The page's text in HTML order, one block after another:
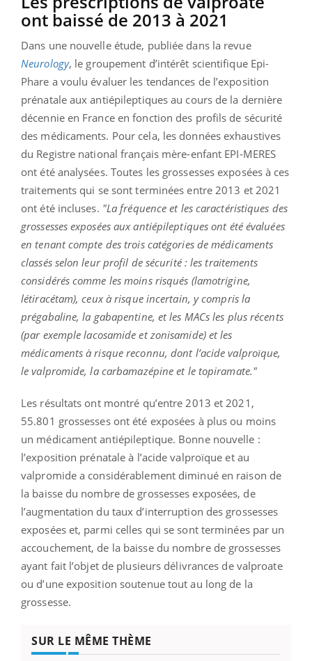
ont baissé de 2013 à 2021
Dans une nouvelle étude, publiée dans la revue
Neurology, le groupement d’intérêt scientifique Epi-
Phare a voulu évaluer les tendances de l’exposition
prénatale aux antiépileptiques au cours de la dernière
décennie en France en fonction des profils de sécurité
des médicaments. Pour cela, les données exhaustives
du Registre national français mère-enfant EPI-MERES
ont été analysées. Toutes les grossesses exposées à ces
traitements qui se sont terminées entre 2013 et 2021
ont été incluses. "La fréquence et les caractéristiques des
grossesses exposées aux antiépileptiques ont été évaluées
en tenant compte des trois catégories de médicaments
classés selon leur profil de sécurité : les traitements
considérés comme les moins risqués (lamotrigine,
létiracétam), ceux à risque incertain, y compris la
prégabaline, la gabapentine, et les MACs les plus récents
(par exemple lacosamide et zonisamide) et les
médicaments à risque reconnu, dont l’acide valproïque,
le valpromide, la carbamazépine et le topiramate."
Les résultats ont montré qu’entre 2013 et 2021,
55.801 grossesses ont été exposées à plus ou moins
un médicament antiépileptique. Bonne nouvelle :
l’exposition prénatale à l’acide valproïque et au
valpromide a considérablement diminué en raison de
la baisse du nombre de grossesses exposées, de
l’augmentation du taux d’interruption des grossesses
exposées et, parmi celles qui se sont terminées par un
accouchement, de la baisse du nombre de grossesses
ayant fait l’objet de plusieurs délivrances de valproate
ou d’une exposition soutenue tout au long de la
grossesse.
SUR LE MÊME THÈME